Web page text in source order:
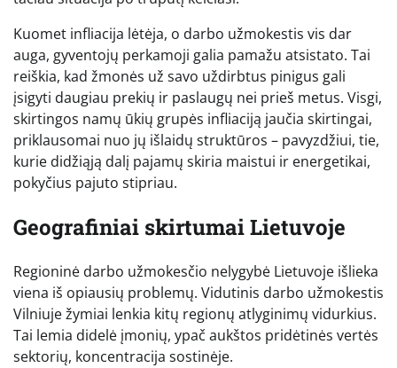
Kuomet infliacija lėtėja, o darbo užmokestis vis dar
auga, gyventojų perkamoji galia pamažu atsistato. Tai
reiškia, kad žmonės už savo uždirbtus pinigus gali
įsigyti daugiau prekių ir paslaugų nei prieš metus. Visgi,
skirtingos namų ūkių grupės infliaciją jaučia skirtingai,
priklausomai nuo jų išlaidų struktūros – pavyzdžiui, tie,
kurie didžiąją dalį pajamų skiria maistui ir energetikai,
pokyčius pajuto stipriau.
Geografiniai skirtumai Lietuvoje
Regioninė darbo užmokesčio nelygybė Lietuvoje išlieka
viena iš opiausių problemų. Vidutinis darbo užmokestis
Vilniuje žymiai lenkia kitų regionų atlyginimų vidurkius.
Tai lemia didelė įmonių, ypač aukštos pridėtinės vertės
sektorių, koncentracija sostinėje.